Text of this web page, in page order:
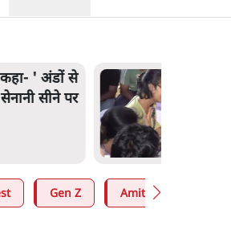
कहा- ' अंडों से
सीने पर
Gen Z Amit Shah